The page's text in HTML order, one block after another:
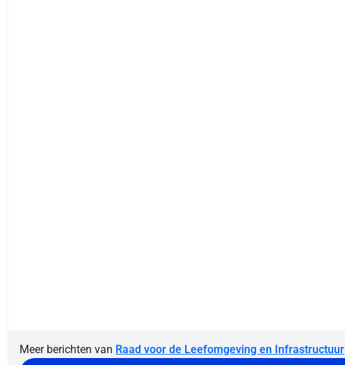
Meer berichten van Raad voor de Leefomgeving en Infrastructuur